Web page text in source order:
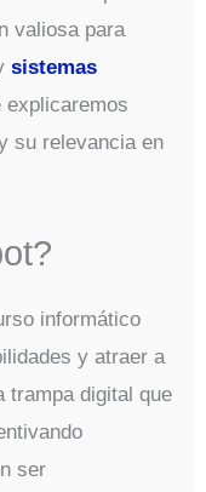
valiosa para
sistemas
su relevancia en
informático
y atraer a
trampa digital que
ser